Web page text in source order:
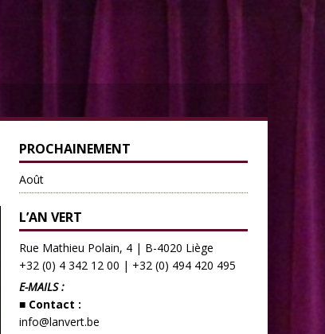
PROCHAINEMENT
Août
L’AN VERT
Rue Mathieu Polain, 4 | B-4020 Liège
+32 (0) 4 342 12 00 | +32 (0) 494 420 495
E-MAILS :
■ Contact :
info@lanvert.be